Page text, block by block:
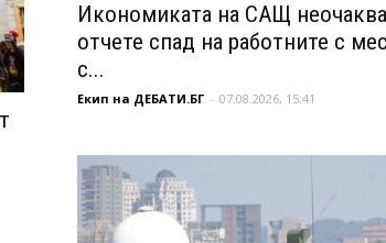
Икономиката на САЩ
отчете спад на работните с
с...
Екип на ДЕБАТИ.БГ - 07.08.2026, 15:41